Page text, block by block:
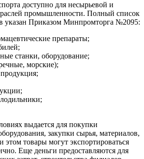
доступно для несырьевой и
промышленности. Полный список
указан Приказом Минпромторга №2095:
препараты;
станки, оборудование;
морские);
выдается для покупки
закупки сырья, материалов,
товары могут экспортироваться
Еще деньги предоставляются для